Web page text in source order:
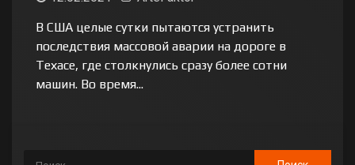
В США целые сутки пытаются устранить
последствия массовой аварии на дороге в
Техасе, где столкнулись сразу более сотни
машин. Во время...